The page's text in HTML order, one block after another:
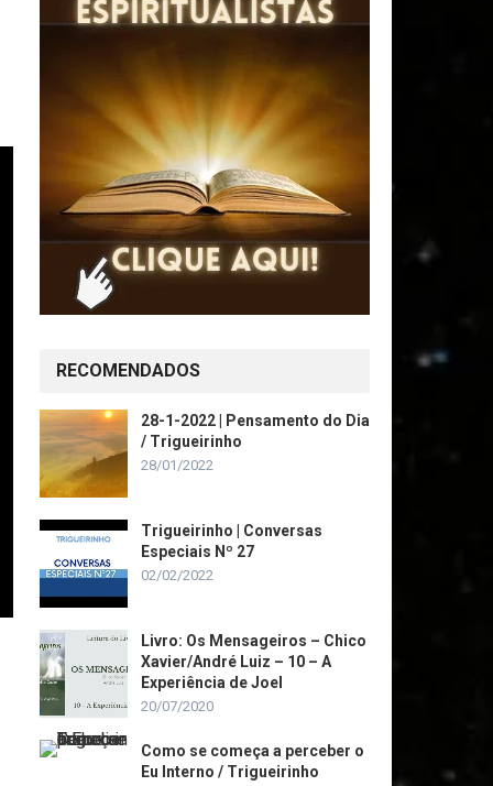
RECOMENDADOS
28-1-2022 | Pensamento do Dia
/ Trigueirinho
28/01/2022
Trigueirinho | Conversas
Especiais Nº 27
02/02/2022
Livro: Os Mensageiros – Chico
Xavier/André Luiz – 10 – A
Experiência de Joel
20/07/2020
Como se começa a perceber o
Eu Interno / Trigueirinho